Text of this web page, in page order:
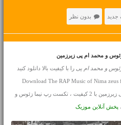
جدید بدون نظر
و محمد ام پی زیرزمین
زئوس و محمد ام پی را با کیفیت بالا دانلود کنید
Download The RAP Music of Nima
نیما زئوس و محمد ام پی زیرزمین با 2 کیفیت ، تکست رپ نیما زئوس و
پخش آنلاین موزیک